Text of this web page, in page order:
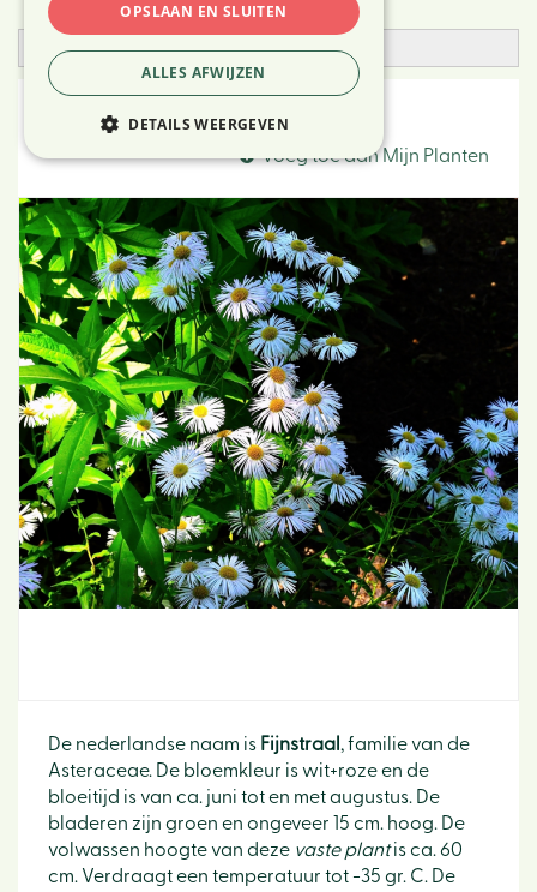
Open zoekfilter
Fijnstraal
Voeg toe aan Mijn Planten
De nederlandse naam is Fijnstraal , familie van de
Asteraceae. De bloemkleur is wit+roze en de
bloeitijd is van ca. juni tot en met augustus. De
bladeren zijn groen en ongeveer 15 cm. hoog. De
volwassen hoogte van deze vaste plantis ca. 60
cm. Verdraagt een temperatuur tot -35 gr. C. De
OPSLAAN EN SLUITEN
ALLES AFWIJZEN
DETAILS WEERGEVEN